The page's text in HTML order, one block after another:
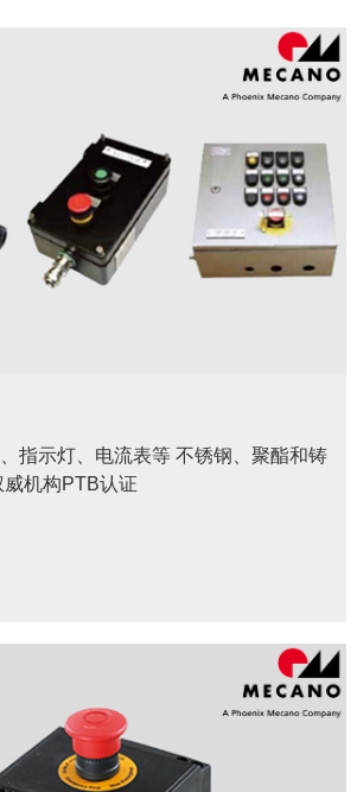
电流表等 不锈钢、聚酯和铸
权威机构PTB认证